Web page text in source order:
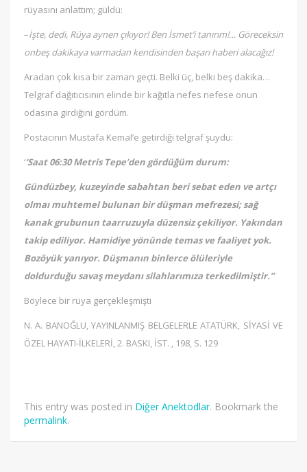
rüyasını anlattım; güldü:
–İşte, dedi, Rüya aynen çıkıyor! Ben İsmet’i tanırım!… Göreceksin
onbeş dakikaya varmadan kendisinden başarı haberi alacağız!
Aradan çok kısa bir zaman geçti. Belki üç, belki beş dakika…
Telgraf dağıtıcısının elinde bir kağıtla nefes nefese onun
odasına girdiğini gördüm.
Postacının Mustafa Kemal’e getirdiği telgraf şuydu:
‘‘Saat 06:30 Metris Tepe’den gördüğüm durum:
Gündüzbey, kuzeyinde sabahtan beri sebat eden ve artçı
olmaı muhtemel bulunan bir düşman mefrezesi; sağ
kanak grubunun taarruzuyla düzensiz çekiliyor. Yakından
takip ediliyor. Hamidiye yönünde temas ve faaliyet yok.
Bozöyük yanıyor. Düşmanın binlerce ölüleriyle
doldurduğu savaş meydanı silahlarımıza terkedilmiştir.”
Böylece bir rüya gerçekleşmişti
N. A. BANOĞLU, YAYINLANMIŞ BELGELERLE ATATÜRK, SİYASİ VE
ÖZEL HAYATI-İLKELERİ, 2. BASKI, İST. , 198, S. 129
This entry was posted in Diğer Anektodlar. Bookmark the
permalink.